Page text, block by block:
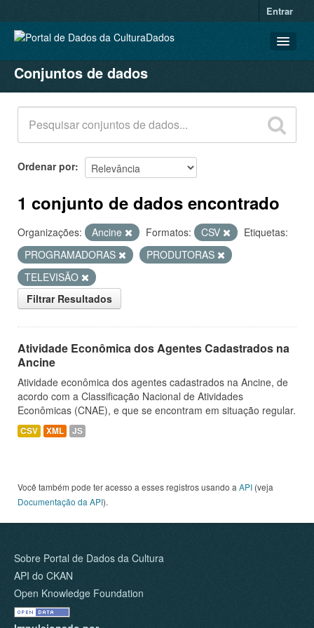
Entrar
CONJUNTOS DE DADOS
ORGANIZAÇÕES
GRUPOS
SOBRE
Conjuntos de dados
Ordenar por
1 conjunto de dados encontrado
Organizações: Ancine Formatos: CSV
Etiquetas:
PROGRAMADORAS
PRODUTORAS
TELEVISÃO
Filtrar Resultados
Atividade Econômica dos Agentes Cadastrados na
Ancine
Atividade econômica dos agentes cadastrados na Ancine, de
acordo com a Classificação Nacional de Atividades
Econômicas (CNAE), e que se encontram em situação regular.
CSV XML JS
Você também pode ter acesso a esses registros usando a API (veja
Documentação da API).
Sobre Portal de Dados da Cultura
API do CKAN
Open Knowledge Foundation